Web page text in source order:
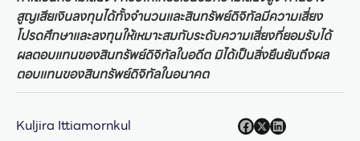
สูญเสียเงินลงทุนได้ทั้งจำนวนและสินทรัพย์ดิจิทัลมีความเสี่ยง
โปรดศึกษาและลงทุนให้เหมาะสมกับระดับความเสี่ยงที่ยอมรับได้
ผลตอบแทนของสินทรัพย์ดิจิทัลในอดีต มิได้เป็นสิ่งยืนยันถึงผล
ตอบแทนของสินทรัพย์ดิจิทัลในอนาคต
Kuljira Ittiamornkul